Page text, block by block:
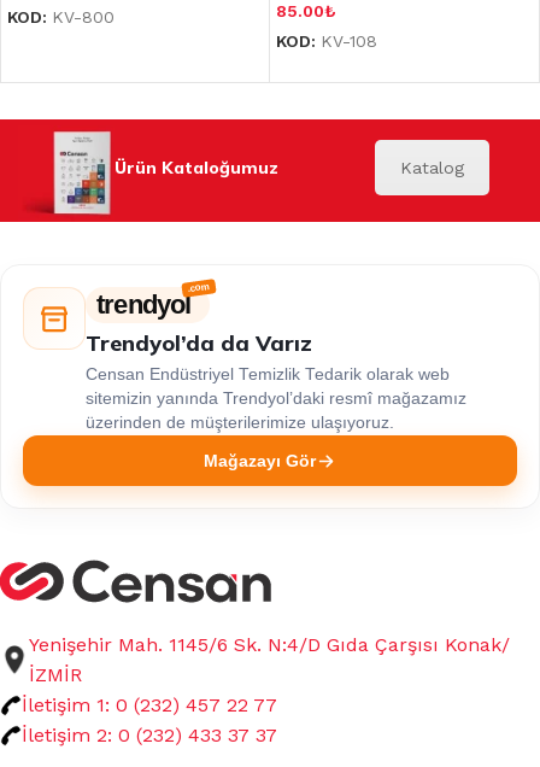
KOD: KV-800 85.00₺
KOD: KV-108
Ürün Kataloğumuz Katalog
trendyol
Trendyol’da da Varız
Censan Endüstriyel Temizlik Tedarik olarak web
sitemizin yanında Trendyol’daki resmî mağazamız
üzerinden de müşterilerimize ulaşıyoruz.
Mağazayı Gör
Yenişehir Mah. 1145/6 Sk. N:4/D Gıda Çarşısı Konak/
İZMİR
İletişim 1: 0 (232) 457 22 77
İletişim 2: 0 (232) 433 37 37